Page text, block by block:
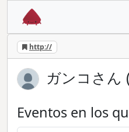
http://
ガンコさん
Eventos en los